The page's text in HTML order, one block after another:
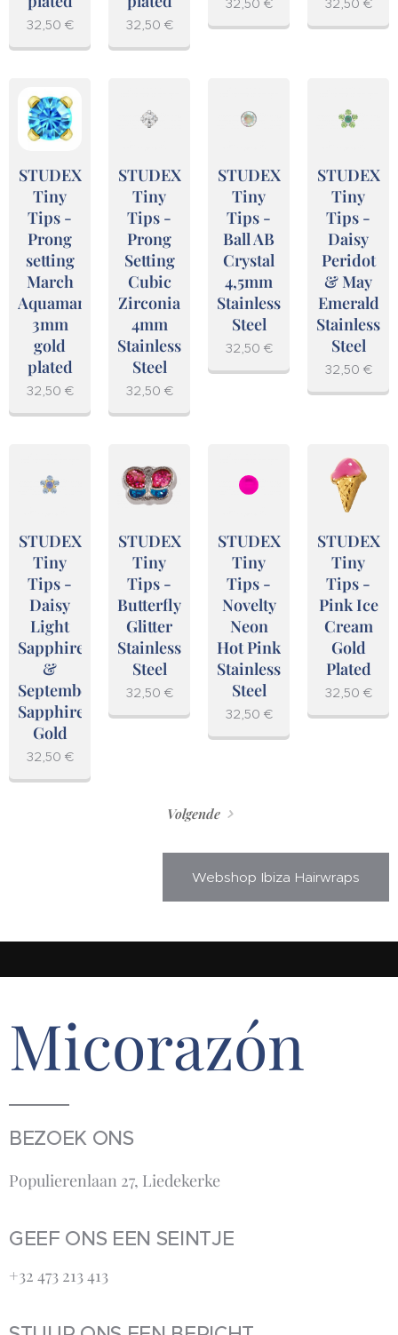
32,50 € 32,50 €
STUDEX
Tiny
Tips -
Prong
setting
March
Aquamarine
3mm
gold
plated
32,50 €
STUDEX
Tiny
Tips -
Prong
Setting
Cubic
Zirconia
4mm
Stainless
Steel
32,50 €
STUDEX
Tiny
Tips -
Ball AB
Crystal
4,5mm
Stainless
Steel
32,50 €
STUDEX
Tiny
Tips -
Daisy
Peridot
& May
Emerald
Stainless
Steel
32,50 €
STUDEX
Tiny
Tips -
Daisy
Light
Sapphire
&
September
Sapphire
Gold
32,50 €
STUDEX
Tiny
Tips -
Butterfly
Glitter
Stainless
Steel
32,50 €
STUDEX
Tiny
Tips -
Novelty
Neon
Hot Pink
Stainless
Steel
32,50 €
STUDEX
Tiny
Tips -
Pink Ice
Cream
Gold
Plated
32,50 €
Volgende
Webshop Ibiza Hairwraps
Micorazón
BEZOEK ONS
Populierenlaan 27, Liedekerke
GEEF ONS EEN SEINTJE
+32 473 213 413‬